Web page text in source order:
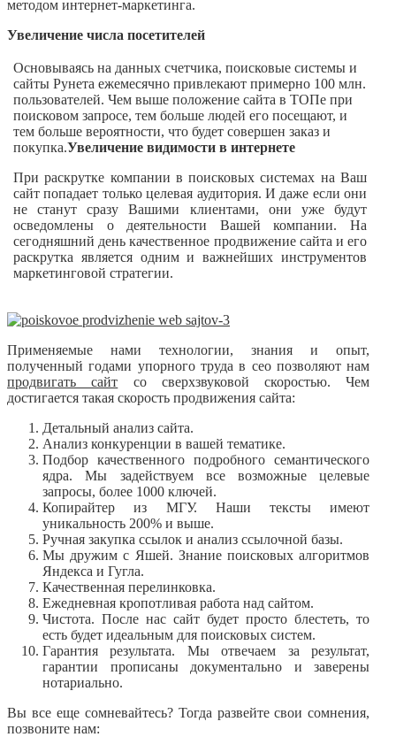
методом интернет-маркетинга.
Увеличение числа посетителей
Основываясь на данных счетчика, поисковые системы и
сайты Рунета ежемесячно привлекают примерно 100 млн.
пользователей. Чем выше положение сайта в ТОПе при
поисковом запросе, тем больше людей его посещают, и
тем больше вероятности, что будет совершен заказ и
покупка.Увеличение видимости в интернете
При раскрутке компании в поисковых системах на Ваш
сайт попадает только целевая аудитория. И даже если они
не станут сразу Вашими клиентами, они уже будут
осведомлены о деятельности Вашей компании. На
сегодняшний день качественное продвижение сайта и его
раскрутка является одним и важнейших инструментов
маркетинговой стратегии.
Применяемые нами технологии, знания и опыт,
полученный годами упорного труда в сео позволяют нам
продвигать сайт со сверхзвуковой скоростью. Чем
достигается такая скорость продвижения сайта:
Детальный анализ сайта.
Анализ конкуренции в вашей тематике.
Подбор качественного подробного семантического
ядра. Мы задействуем все возможные целевые
запросы, более 1000 ключей.
Копирайтер из МГУ. Наши тексты имеют
уникальность 200% и выше.
Ручная закупка ссылок и анализ ссылочной базы.
Мы дружим с Яшей. Знание поисковых алгоритмов
Яндекса и Гугла.
Качественная перелинковка.
Ежедневная кропотливая работа над сайтом.
Чистота. После нас сайт будет просто блестеть, то
есть будет идеальным для поисковых систем.
Гарантия результата. Мы отвечаем за результат,
гарантии прописаны документально и заверены
нотариально.
Вы все еще сомневайтесь? Тогда развейте свои сомнения,
позвоните нам: